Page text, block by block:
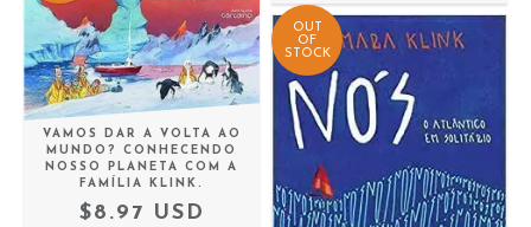
VAMOS DAR A VOLTA AO
MUNDO? CONHECENDO
NOSSO PLANETA COM A
FAMÍLIA KLINK.
$8.97 USD
OUT
OF
STOCK